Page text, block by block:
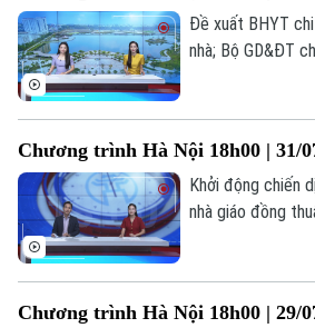
Chính trị
Xã hội
Công nghệ
Nhịp sống Hà Nội
Người Hà Nội
Khoảnh khắc Hà Nội
Ẩm thực
Thế giới
Tin tức
Hồ sơ
Người Việt 4 phương
Kinh tế
Tin tức
Cafe sáng
Tài chính Ngân hàng
Doanh nghiệp
Nhà đất
Tin tức
Đầu tư
Căn hộ
Tàu và Xe
Giáo dục
Đề xuất BHYT
nhà; Bộ GD&ĐT
Chương trình Hà Nội 18h00 | 31/
Khởi động chiến
nhà giáo đồng
Chương trình Hà Nội 18h00 | 29/